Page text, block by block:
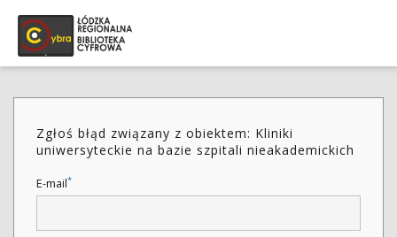
Zgłoś błąd związany z obiektem: Kliniki
uniwersyteckie na bazie szpitali nieakademickich
E-mail*